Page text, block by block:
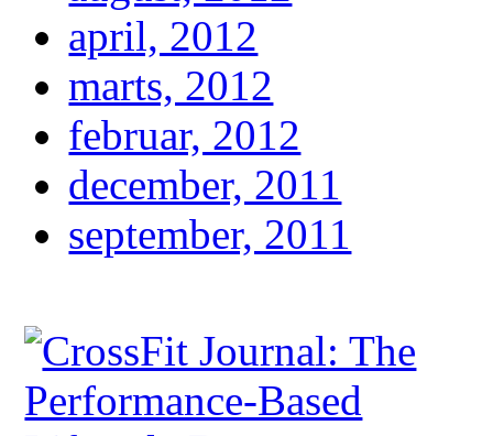
april, 2012
marts, 2012
februar, 2012
december, 2011
september, 2011